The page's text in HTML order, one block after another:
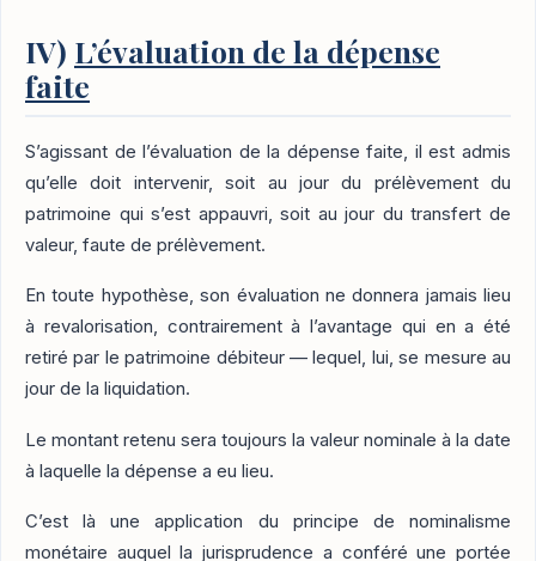
IV) L’évaluation de la dépense
faite
S’agissant de l’évaluation de la dépense faite, il est admis
qu’elle doit intervenir, soit au jour du prélèvement du
patrimoine qui s’est appauvri, soit au jour du transfert de
valeur, faute de prélèvement.
En toute hypothèse, son évaluation ne donnera jamais lieu
à revalorisation, contrairement à l’avantage qui en a été
retiré par le patrimoine débiteur — lequel, lui, se mesure au
jour de la liquidation.
Le montant retenu sera toujours la valeur nominale à la date
à laquelle la dépense a eu lieu.
C’est là une application du principe de nominalisme
monétaire auquel la jurisprudence a conféré une portée